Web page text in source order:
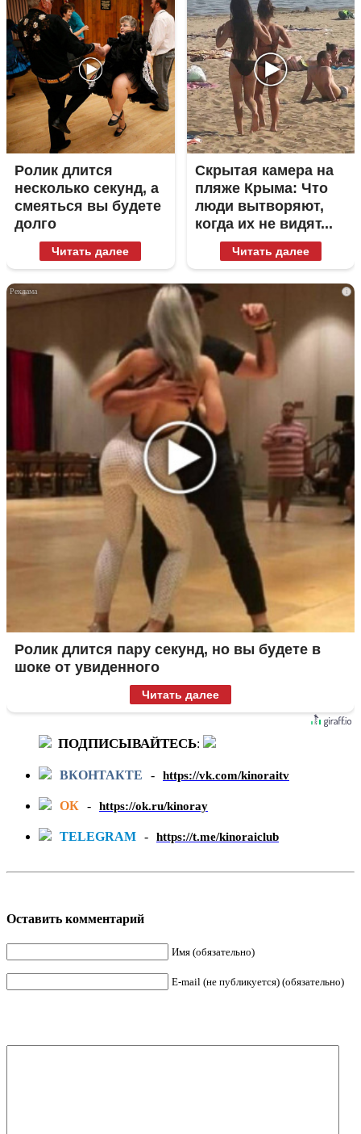
Ролик длится
несколько секунд, а
смеяться вы будете
долго
Читать далее
Скрытая камера на
пляже Крыма: Что
люди вытворяют,
когда их не видят...
Читать далее
i
Ролик длится пару секунд, но вы будете в
шоке от увиденного
Читать далее
ПОДПИСЫВАЙТЕСЬ:
ВКОНТАКТЕ - https://vk.com/kinoraitv
ОК - https://ok.ru/kinoray
TELEGRAM - https://t.me/kinoraiclub
Оставить комментарий
Имя (обязательно)
E-mail (не публикуется) (обязательно)